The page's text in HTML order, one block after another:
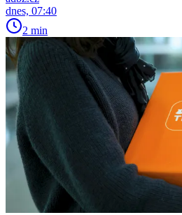
dnes, 07:40
2 min